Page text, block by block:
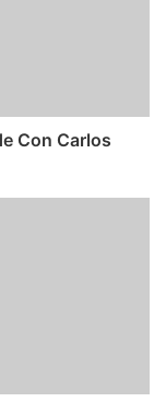
Con Carlos